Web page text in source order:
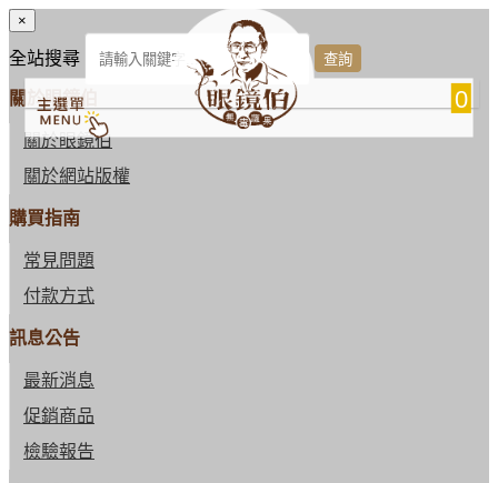
0
×
全站搜尋
關於眼鏡伯
關於眼鏡伯
關於網站版權
購買指南
常見問題
付款方式
訊息公告
最新消息
促銷商品
檢驗報告